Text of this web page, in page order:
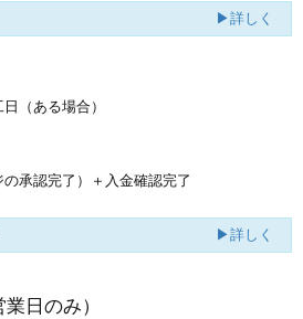
▶詳しく
（ある場合）
承認完了） ＋入金確認完了
▶詳しく
業日のみ）